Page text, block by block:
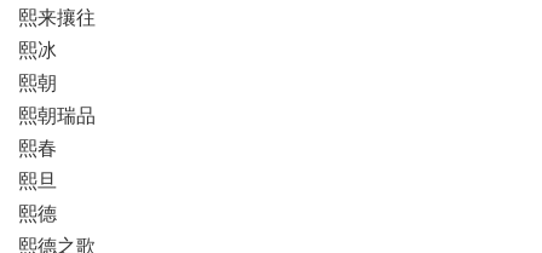
熙来攘往
熙冰
熙朝
熙朝瑞品
熙春
熙旦
熙德
熙德之歌